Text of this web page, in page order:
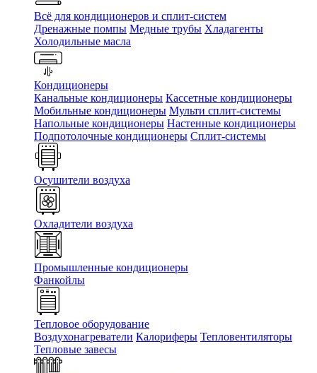
Всё для кондиционеров и сплит-систем
Дренажные помпы Медные трубы Хладагенты
Холодильные масла
Кондиционеры
Канальные кондиционеры Кассетные кондиционеры
Мобильные кондиционеры Мульти сплит-системы
Напольные кондиционеры Настенные кондиционеры
Подпотолочные кондиционеры Сплит-системы
Осушители воздуха
Охладители воздуха
Промышленные кондиционеры
Фанкойлы
Тепловое оборудование
Воздухонагреватели Калориферы Тепловентиляторы
Тепловые завесы